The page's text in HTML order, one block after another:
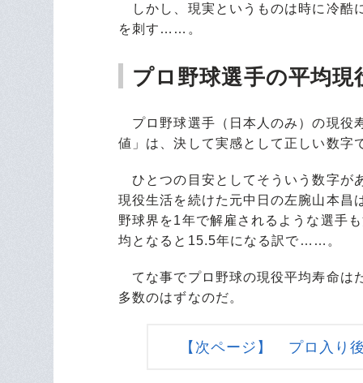
しかし、現実というものは時に冷酷
を刺す……。
プロ野球選手の平均
プロ野球選手（日本人のみ）の現役
値」は、決して実感として正しい数字
ひとつの目安としてそういう数字が
現役生活を続けた元中日の左腕山本昌
野球界を1年で解雇されるような選手
均となると15.5年になる訳で……。
てな事でプロ野球の現役平均寿命は
多数のはずなのだ。
【次ページ】 プロ入り